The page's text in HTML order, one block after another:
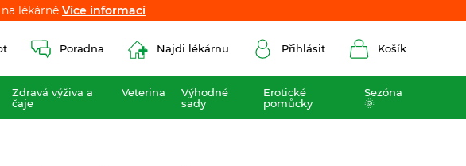
lékárně Více informací
lékárně Více informací
Poradna Najdi lékárnu Přihlásit Košík
Zdravá výživa a
čaje
Veterina
Výhodné
sady
Erotické
pomůcky
Sezóna
🌞